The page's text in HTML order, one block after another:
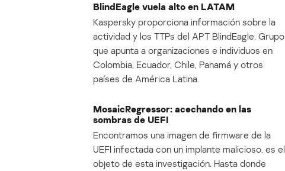
BlindEagle vuela alto en LATAM
Kaspersky proporciona información sobre la
actividad y los TTPs del APT BlindEagle. Grupo
que apunta a organizaciones e individuos en
Colombia, Ecuador, Chile, Panamá y otros
países de América Latina.
MosaicRegressor: acechando en las
sombras de UEFI
Encontramos una imagen de firmware de la
UEFI infectada con un implante malicioso, es el
objeto de esta investigación. Hasta donde